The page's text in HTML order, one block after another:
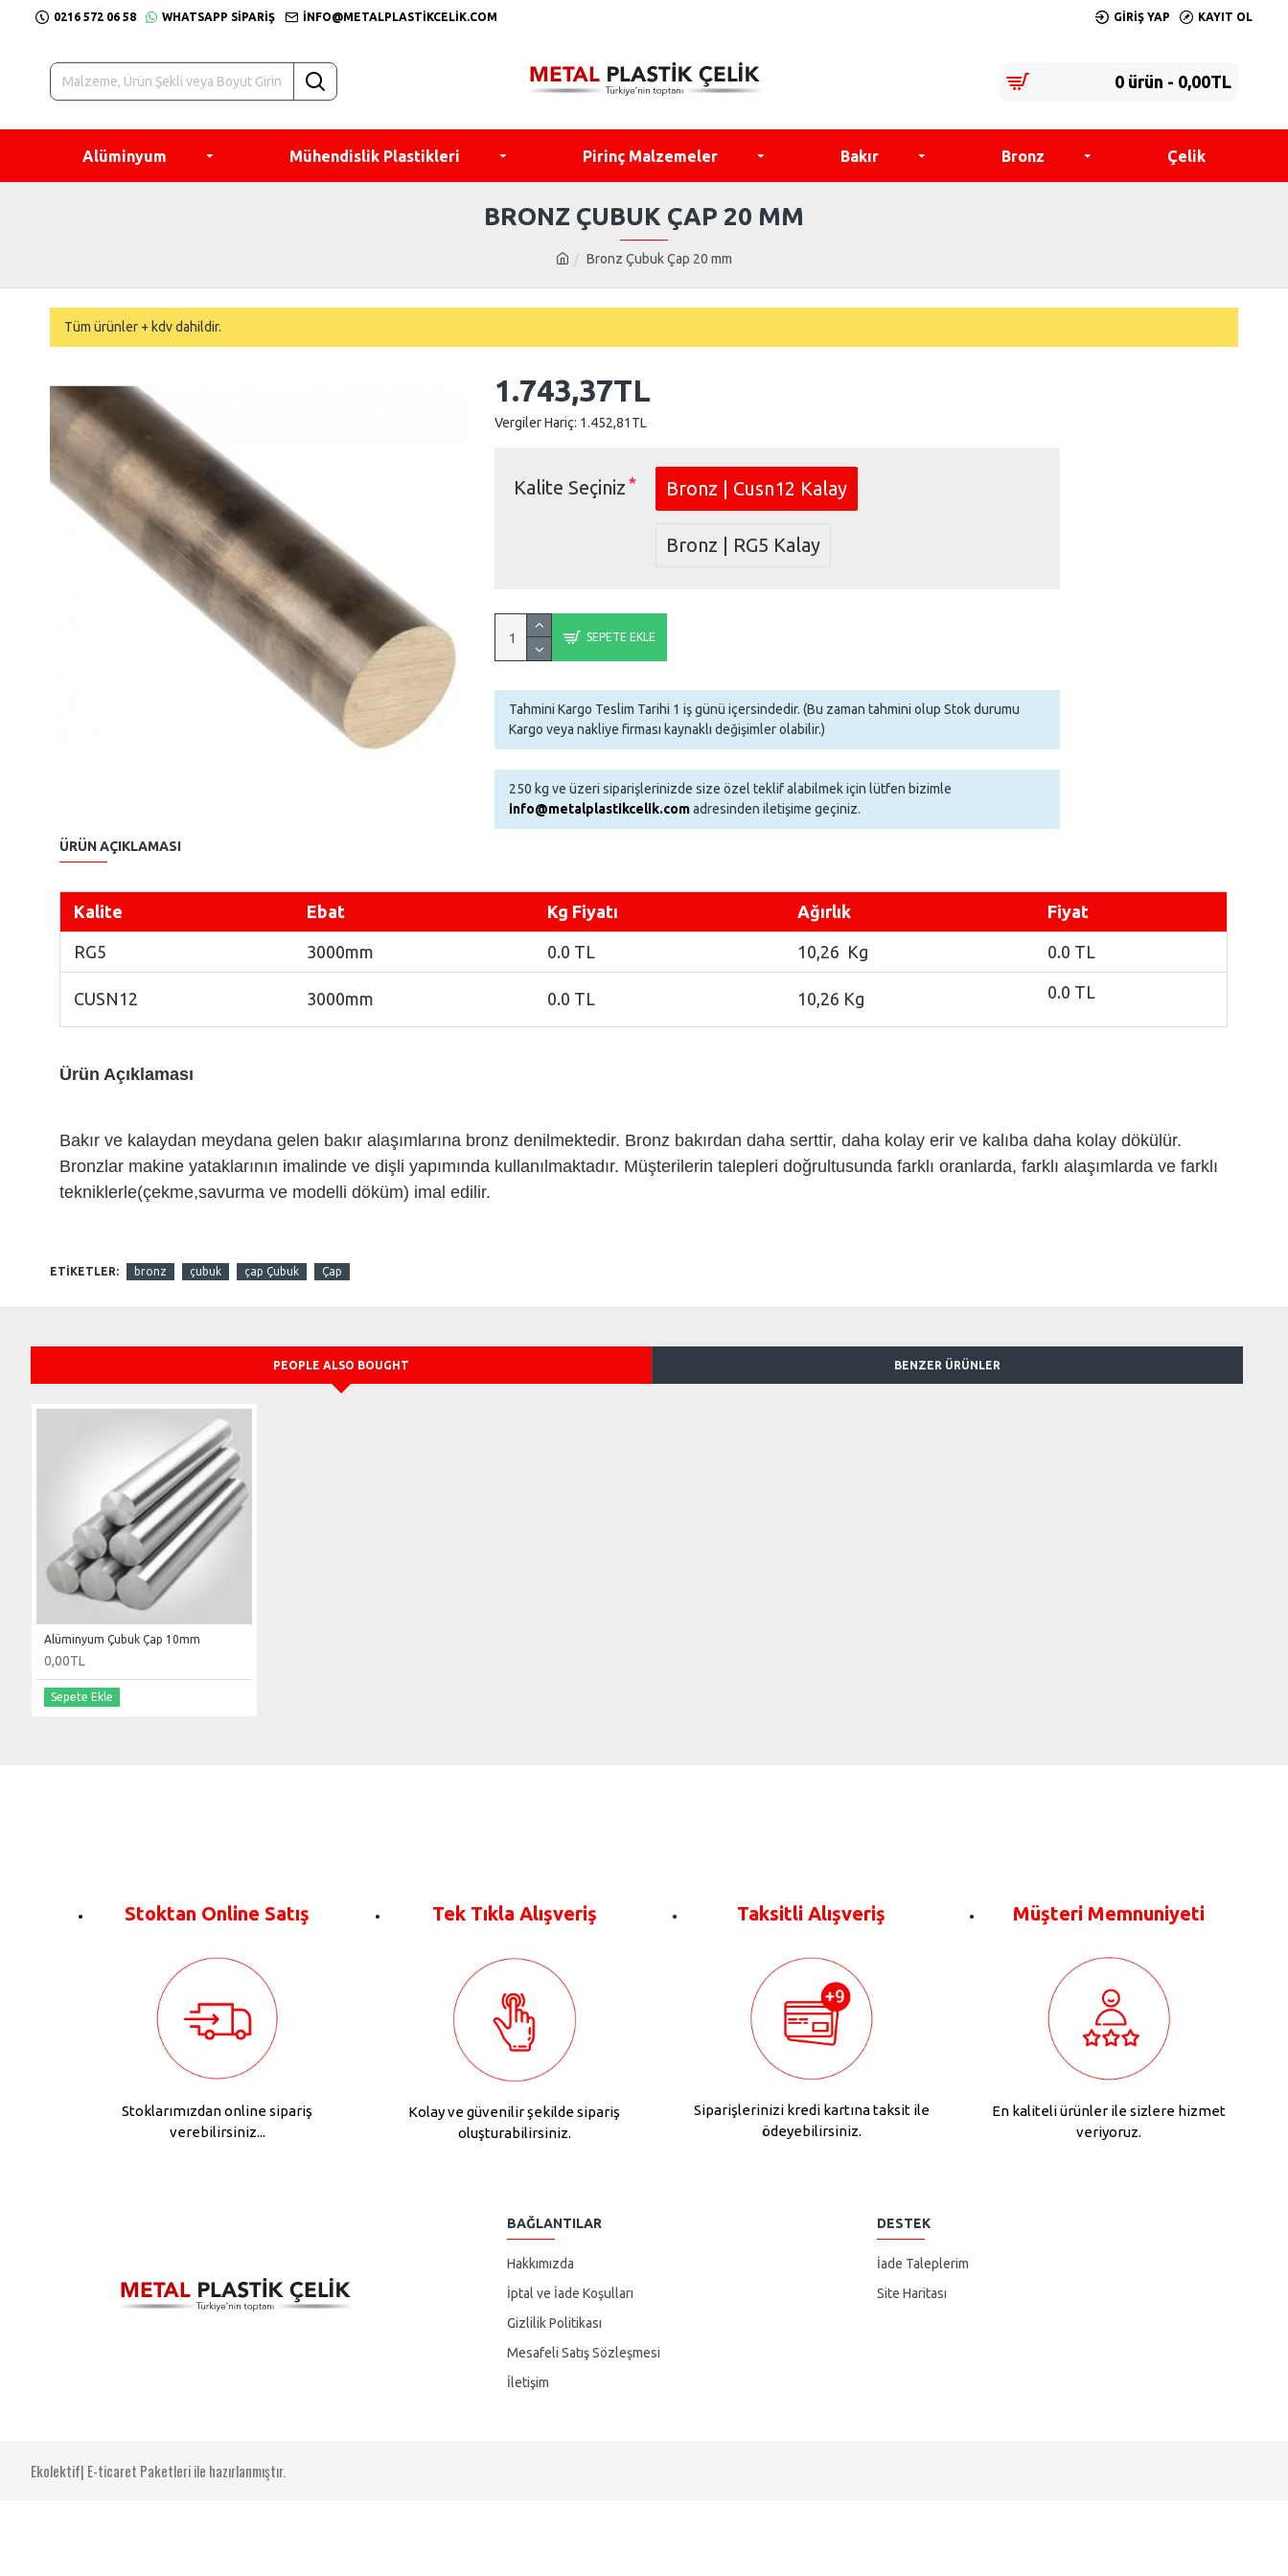
0216 572 06 58 WHATSAPP SIPARIŞ INFO@METALPLASTIKCELIK.COM GIRIŞ YAP KAYIT OL
0 ürün - 0,00TL
Alüminyum Mühendislik Plastikleri Pirinç Malzemeler Bakır Bronz Çelik
Bronz Çubuk Çap 20 mm
BRONZ ÇUBUK ÇAP 20 MM
Tüm ürünler + kdv dahildir.
1.743,37TL
Vergiler Hariç: 1.452,81TL
SEPETE EKLE
Kalite Seçiniz Bronz | Cusn12 Kalay
Bronz | RG5 Kalay
Tahmini Kargo Teslim Tarihi 1 iş günü içersindedir. (Bu zaman tahmini olup Stok durumu
Kargo veya nakliye firması kaynaklı değişimler olabilir.)
250 kg ve üzeri siparişlerinizde size özel teklif alabilmek için lütfen bizimle
info@metalplastikcelik.comadresinden iletişime geçiniz.
ÜRÜN AÇIKLAMASI
Kalite Ebat Kg Fiyatı Ağırlık Fiyat
RG5 3000mm 0.0 TL 10,26 Kg 0.0 TL
CUSN12 3000mm 0.0 TL 10,26 Kg 0.0 TL
Ürün Açıklaması
Bakır ve kalaydan meydana gelen bakır alaşımlarına bronz denilmektedir. Bronz bakırdan daha serttir, daha kolay erir ve kalıba daha kolay dökülür.
Bronzlar makine yataklarının imalinde ve dişli yapımında kullanılmaktadır. Müşterilerin talepleri doğrultusunda farklı oranlarda, farklı alaşımlarda ve farklı
tekniklerle(çekme,savurma ve modelli döküm) imal edilir.
ETIKETLER: bronz çubuk çap Çubuk Çap
PEOPLE ALSO BOUGHT BENZER ÜRÜNLER
Alüminyum Çubuk Çap 10mm
0,00TL
Sepete Ekle
Stoktan Online Satış
Stoklarımızdan online sipariş
verebilirsiniz...
Tek Tıkla Alışveriş
Kolay ve güvenilir şekilde sipariş
oluşturabilirsiniz.
Taksitli Alışveriş
Siparişlerinizi kredi kartına taksit ile
ödeyebilirsiniz.
Müşteri Memnuniyeti
En kaliteli ürünler ile sizlere hizmet
veriyoruz.
BAĞLANTILAR
Hakkımızda
İptal ve İade Koşulları
Gizlilik Politikası
Mesafeli Satış Sözleşmesi
İletişim
DESTEK
İade Taleplerim
Site Haritası
Ekolektif| E-ticaret Paketleri ile hazırlanmıştır.